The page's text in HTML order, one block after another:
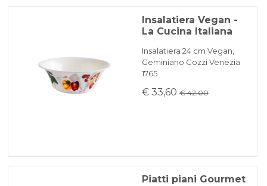
Insalatiera Vegan -
La Cucina Italiana
Insalatiera 24 cm Vegan,
Geminiano Cozzi Venezia
1765
€ 33,60 € 42.00
Piatti piani Gourmet